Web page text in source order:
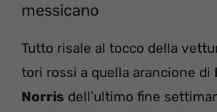
messicano
Tutto risale al tocco della
tori rossi a quella arancione di
Norris dell’ultimo fine